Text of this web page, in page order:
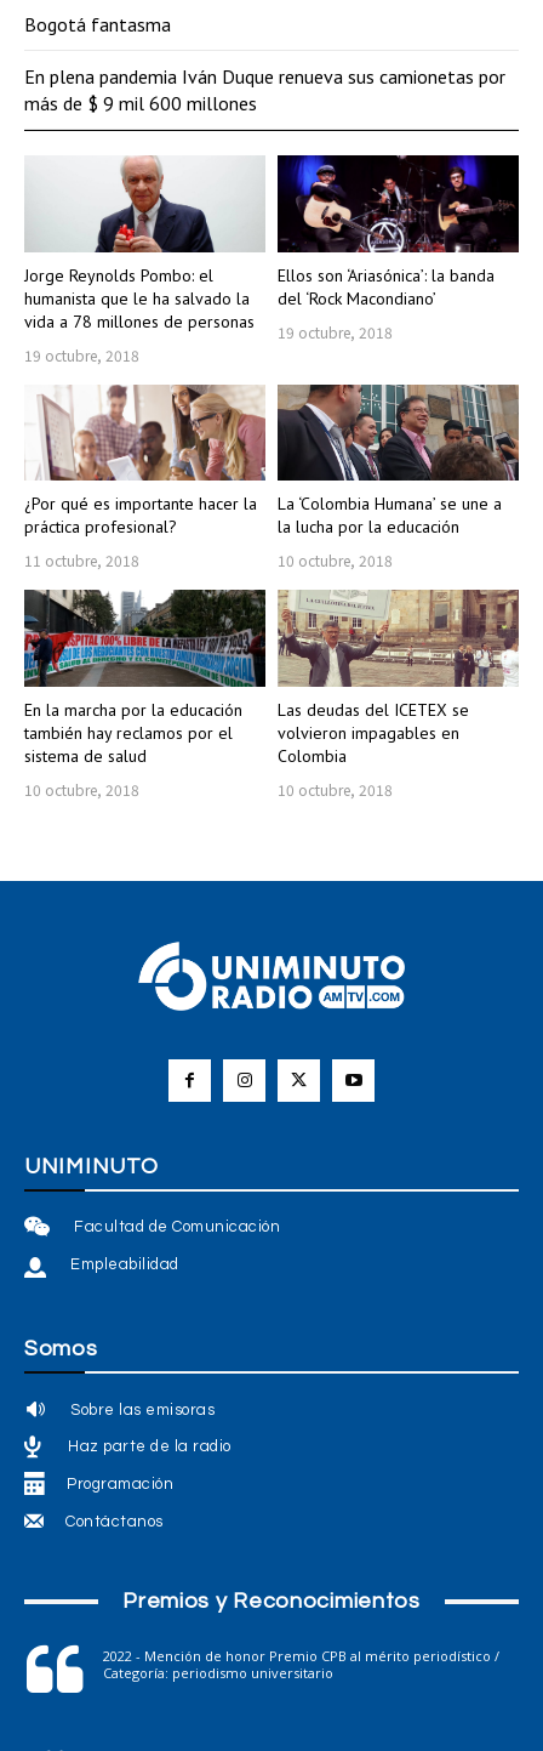
Jorge Reynolds Pombo: el
humanista que le ha salvado la
vida a 78 millones de personas
19 octubre, 2018
Ellos son ‘Ariasónica’: la banda
del ‘Rock Macondiano’
19 octubre, 2018
¿Por qué es importante hacer la
práctica profesional?
11 octubre, 2018
La ‘Colombia Humana’ se une a
la lucha por la educación
10 octubre, 2018
En la marcha por la educación
también hay reclamos por el
sistema de salud
10 octubre, 2018
Las deudas del ICETEX se
volvieron impagables en
Colombia
10 octubre, 2018
Bogotá fantasma
En plena pandemia Iván Duque renueva sus camionetas por
más de $ 9 mil 600 millones
UNIMINUTO
Facultad de Comunicación
Empleabilidad
Somos
Sobre las emisoras
Haz parte de la radio
Programación
Contáctanos
Premios y Reconocimientos
2022 - Mención de honor Premio CPB al mérito periodístico /
Categoría: periodismo universitario